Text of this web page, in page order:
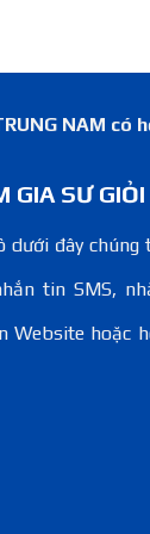
NAM
GIA SƯ GIỎI
dưới đây
tin SMS,
Website hoặc